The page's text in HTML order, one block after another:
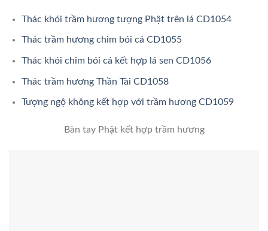
Thác khói trầm hương tượng Phật trên lá CD1054
Thác trầm hương chim bói cá CD1055
Thác khói chim bói cá kết hợp lá sen CD1056
Thác trầm hương Thần Tài CD1058
Tượng ngộ không kết hợp với trầm hương CD1059
Bàn tay Phật kết hợp trầm hương